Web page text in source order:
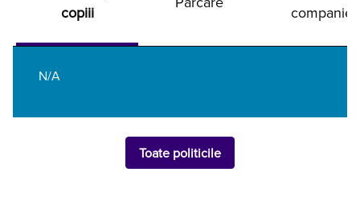
copiii
companie
N/A
Toate politicile